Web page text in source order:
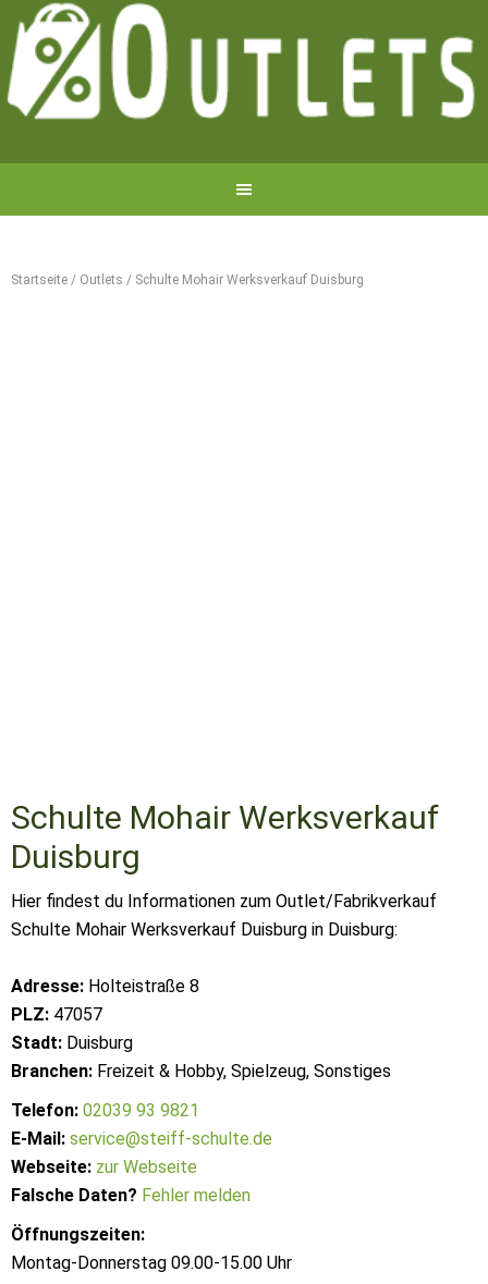
Startseite / Outlets / Schulte Mohair Werksverkauf Duisburg
Schulte Mohair Werksverkauf
Duisburg
Hier findest du Informationen zum Outlet/Fabrikverkauf
Schulte Mohair Werksverkauf Duisburg in Duisburg:
Adresse: Holteistraße 8
PLZ: 47057
Stadt: Duisburg
Branchen: Freizeit & Hobby, Spielzeug, Sonstiges
Telefon: 02039 93 9821
E-Mail: service@steiff-schulte.de
Webseite: zur Webseite
Falsche Daten? Fehler melden
Öffnungszeiten:
Montag-Donnerstag 09.00-15.00 Uhr